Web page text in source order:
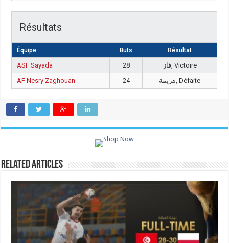
Résultats
Équipe Buts Résultat
ASF Sayada 28
فاز, Victoire
AF Nesry Zaghouan
24 هزيمة, Défaite
Related Articles